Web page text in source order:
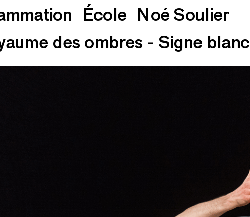
École Noé Soulier
des ombres - Signe blanc